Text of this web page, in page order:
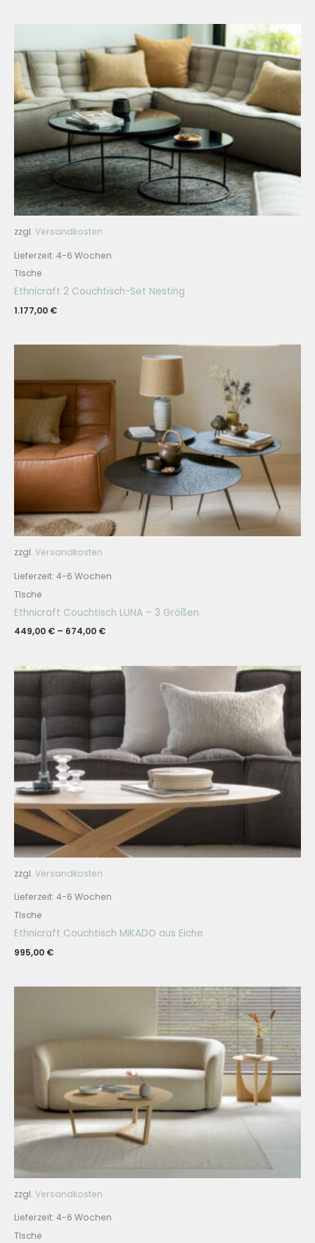
zzgl. Versandkosten
Lieferzeit: 4-6 Wochen
TIsche
Ethnicraft 2 Couchtisch-Set Nesting
1.177,00 €
zzgl. Versandkosten
Lieferzeit: 4-6 Wochen
TIsche
Ethnicraft Couchtisch LUNA – 3 Größen
449,00 € – 674,00 €
zzgl. Versandkosten
Lieferzeit: 4-6 Wochen
TIsche
Ethnicraft Couchtisch MIKADO aus Eiche
995,00 €
zzgl. Versandkosten
Lieferzeit: 4-6 Wochen
TIsche